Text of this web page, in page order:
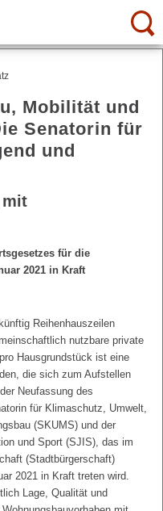
Mobilität und
Senatorin für
und
mit
für die
2021 in Kraft
Reihenhauszeilen
nutzbare private
Hausgrundstück ist eine
die sich zum Aufstellen
Neufassung des
für Klimaschutz, Umwelt,
(SKUMS) und der
und Sport (SJIS), das im
(Stadtbürgerschaft)
2021 in Kraft treten wird.
Lage, Qualität und